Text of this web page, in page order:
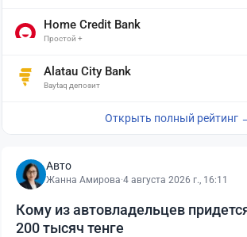
Home Credit Bank
Простой +
Alatau City Bank
Baytaq депозит
Открыть полный рейтинг
Авто
Жанна Амирова·4 августа 2026 г., 16:11
Кому из автовладельцев
200 тысяч тенге